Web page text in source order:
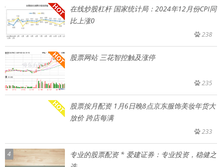
在线炒股杠杆 国家统计局：2024年12月份CPI同
比上涨0
238
股票网站 三花智控触及涨停
235
股票按月配资 1月6日晚8点京东服饰美妆年货大
放价 跨店每满
233
4
专业的股票配资 * 爱建证券：专业投资，稳健之